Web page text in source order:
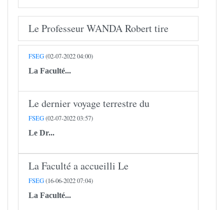
Le Professeur WANDA Robert tire
FSEG(02-07-2022 04:00)
La Faculté...
Le dernier voyage terrestre du
FSEG(02-07-2022 03:57)
Le Dr...
La Faculté a accueilli Le
FSEG(16-06-2022 07:04)
La Faculté...